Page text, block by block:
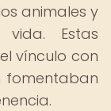
animales y
Estas
vínculo con
fomentaban